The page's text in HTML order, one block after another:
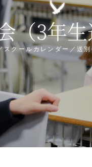
活動
設備
学習団体
彰
防止対策
（3年
スクールカレンダー／送